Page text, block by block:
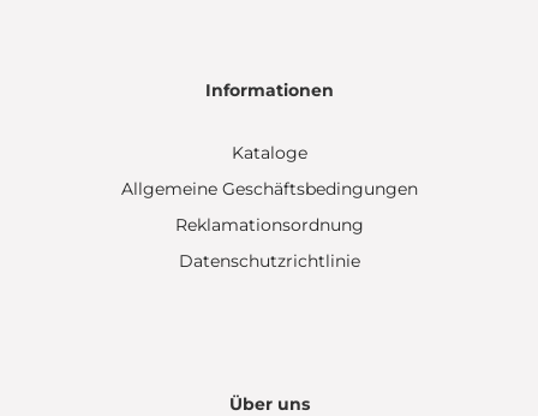
Informationen
Kataloge
Allgemeine Geschäftsbedingungen
Reklamationsordnung
Datenschutzrichtlinie
Über uns